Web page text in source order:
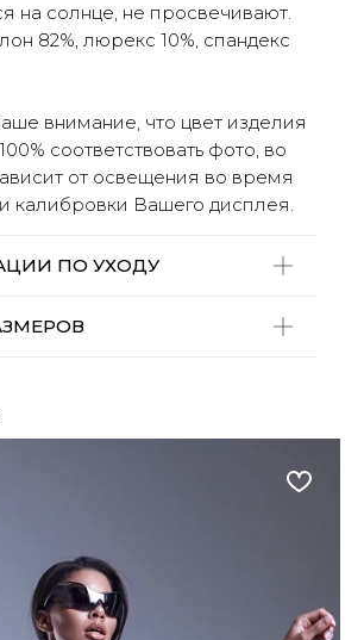
на солнце, не просвечивают.
82%, люрекс 10%, спандекс
внимание, что цвет изделия
соответствовать фото, во
от освещения во время
калибровки Вашего дисплея.
ПО УХОДУ